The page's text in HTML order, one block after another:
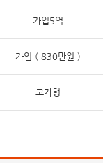
가입5억
가입 ( 830만원 )
고가형